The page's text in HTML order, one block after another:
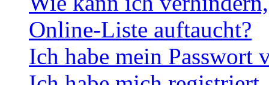
Online-Liste auftaucht?
Ich habe mein Passwort